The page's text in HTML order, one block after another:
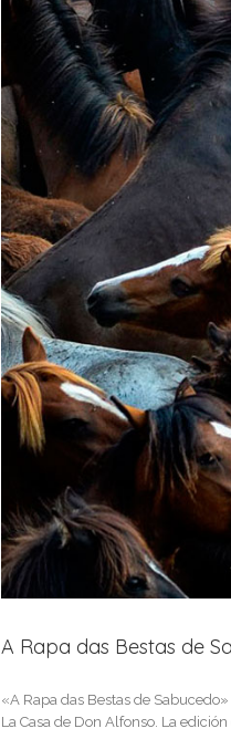
A Rapa das Bestas de
«A Rapa das Bestas de
La Casa de Don Alfonso. La